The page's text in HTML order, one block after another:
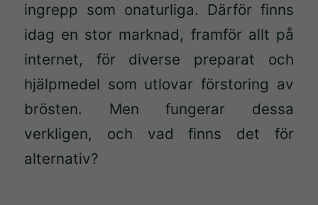
ingrepp som onaturliga. Därför finns
idag en stor marknad, framför allt på
internet, för diverse preparat och
hjälpmedel som utlovar förstoring av
brösten. Men fungerar dessa
verkligen, och vad finns det för
alternativ?